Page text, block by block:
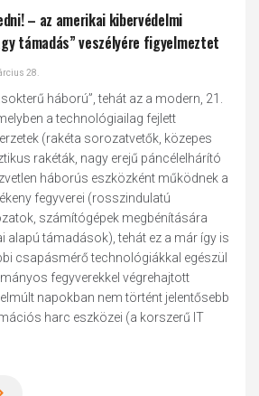
– az amerikai kibervédelmi
támadás” veszélyére figyelmeztet
28.
háború”, tehát az a modern, 21.
a technológiailag fejlett
(rakéta sorozatvetők, közepes
rakéták, nagy erejű páncélelhárító
háborús eszközként működnek a
fegyverei (rosszindulatú
számítógépek megbénítására
alapú támadások), tehát ez a már így is
csapásmérő technológiákkal egészül
fegyverekkel végrehajtott
napokban nem történt jelentősebb
harc eszközei (a korszerű IT